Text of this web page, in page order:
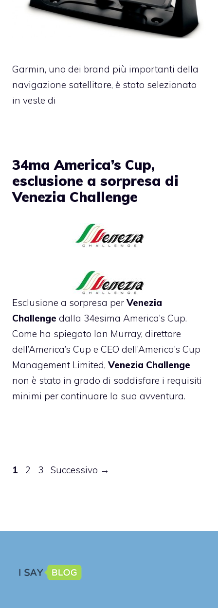
Garmin, uno dei brand più importanti della
navigazione satellitare, è stato selezionato
in veste di
34ma America’s Cup,
esclusione a sorpresa di
Venezia Challenge
Esclusione a sorpresa perVenezia
Challenge dalla 34esima America’s Cup.
Come ha spiegato Ian Murray, direttore
dell’America’s Cup e CEO dell’America’s Cup
Management Limited,Venezia Challenge
non è stato in grado di soddisfare i requisiti
minimi per continuare la sua avventura.
Pagina
1 Pagina
2 Pagina
3 Successivo →